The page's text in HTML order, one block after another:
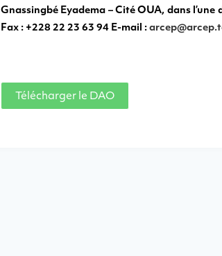
Gnassingbé Eyadema – Cité OUA, dans
Fax : +228 22 23 63 94 E-mail :
Télécharger le DAO